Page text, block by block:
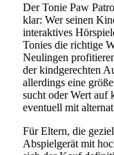
Der Tonie Paw
klar: Wer seinen
interaktives
Tonies die richtige
Neulingen
der kindgerechten
allerdings eine
sucht oder Wert auf
eventuell mit
Für Eltern, die
Abspielgerät mit